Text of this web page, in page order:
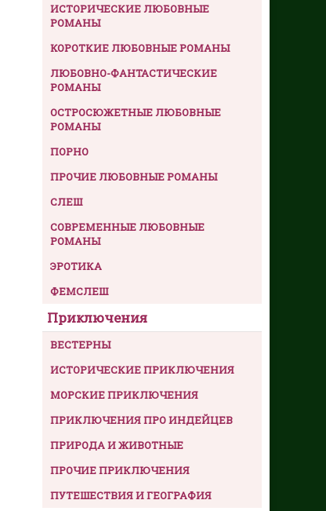
ИСТОРИЧЕСКИЕ ЛЮБОВНЫЕ
РОМАНЫ
КОРОТКИЕ ЛЮБОВНЫЕ РОМАНЫ
ЛЮБОВНО-ФАНТАСТИЧЕСКИЕ
РОМАНЫ
ОСТРОСЮЖЕТНЫЕ ЛЮБОВНЫЕ
РОМАНЫ
ПОРНО
ПРОЧИЕ ЛЮБОВНЫЕ РОМАНЫ
СЛЕШ
СОВРЕМЕННЫЕ ЛЮБОВНЫЕ
РОМАНЫ
ЭРОТИКА
ФЕМСЛЕШ
Приключения
ВЕСТЕРНЫ
ИСТОРИЧЕСКИЕ ПРИКЛЮЧЕНИЯ
МОРСКИЕ ПРИКЛЮЧЕНИЯ
ПРИКЛЮЧЕНИЯ ПРО ИНДЕЙЦЕВ
ПРИРОДА И ЖИВОТНЫЕ
ПРОЧИЕ ПРИКЛЮЧЕНИЯ
ПУТЕШЕСТВИЯ И ГЕОГРАФИЯ